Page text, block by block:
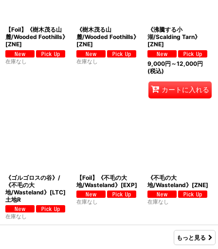
【Foil】《樹木茂る山
麓/Wooded Foothills》
[ZNE]
在庫なし
《樹木茂る山
麓/Wooded Foothills》
[ZNE]
在庫なし
《沸騰する小
湖/Scalding Tarn》
[ZNE]
9,000円 ～12,000円
(税込)
カートに入れる
《ゴルゴロスの谷》/
《不毛の大
地/Wasteland》[LTC]
土地R
在庫なし
【Foil】《不毛の大
地/Wasteland》[EXP]
在庫なし
《不毛の大
地/Wasteland》[ZNE]
在庫なし
もっと見る